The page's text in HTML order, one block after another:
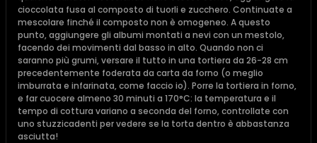
cioccolata fusa al composto di tuorli e zucchero. Continuate a
mescolare finché il composto non è omogeneo. A questo
punto, aggiungere gli albumi montati a nevi con un mestolo,
facendo dei movimenti dal basso in alto. Quando non ci
saranno più grumi, versare il tutto in una tortiera da 26-28 cm
precedentemente foderata da carta da forno (o meglio
imburrata e infarinata, come faccio io). Porre la tortiera in forno,
e far cuocere almeno 30 minuti a 170°C: la temperatura e il
tempo di cottura variano a seconda del forno, controllate con
uno stuzzicadenti per vedere se la torta dentro è abbastanza
asciutta!